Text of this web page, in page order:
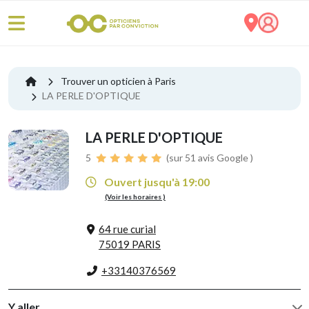
Trouver un opticien à Paris
LA PERLE D'OPTIQUE
LA PERLE D'OPTIQUE
5 (sur 51 avis Google )
Ouvert jusqu'à 19:00
(Voir les horaires )
64 rue curial
75019 PARIS
+33140376569